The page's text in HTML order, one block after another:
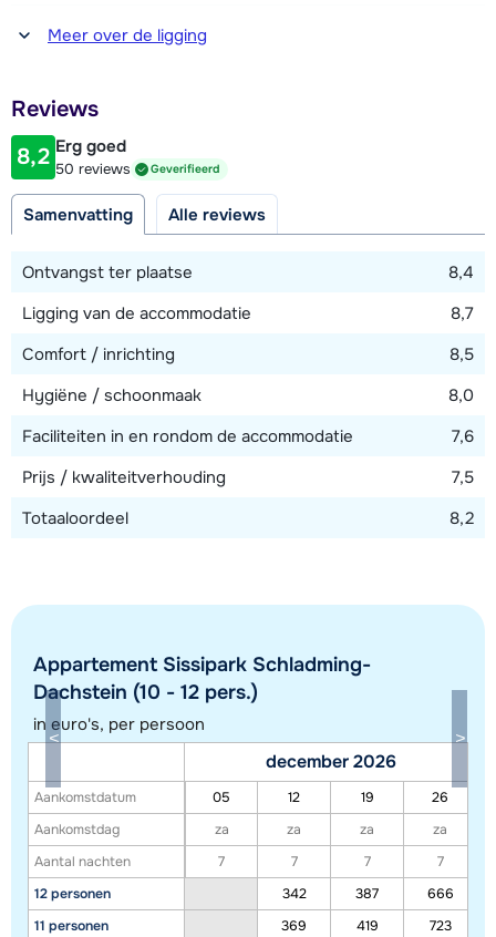
Afstand tot winkel(s)
300 - 500 meter
10 - 50 meter
Afstand tot skilift
200 meter
Afstand tot skibushalte
Toon alle accommodaties in dit gebied
exacte locatie kan enigszins afwijken.
Meer over de ligging
Reviews
8,2 Erg goed
50 reviews Geverifieerd
Samenvatting Alle reviews
Ontvangst ter plaatse
8,4
Ligging van de accommodatie
8,7
Comfort / inrichting
8,5
Hygiëne / schoonmaak
8,0
Faciliteiten in en rondom de accommodatie
7,6
Prijs / kwaliteitverhouding
7,5
Totaaloordeel
8,2
Appartement Sissipark Schladming-
Dachstein (10 - 12 pers.)
in euro's, per persoon
Aankomstdatum
Aankomstdag
Aantal nachten
12 personen
11 personen
december 2026
05 12 19
26
za
za za
za
7
7 7
7
342
387
666
369
419
723